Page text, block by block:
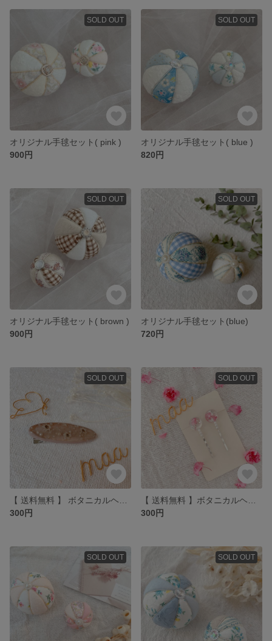
SOLD OUT
オリジナル手毬セット( pink )
900円
SOLD OUT
オリジナル手毬セット( blue )
820円
SOLD OUT
オリジナル手毬セット( brown )
900円
SOLD OUT
オリジナル手毬セット(blue)
720円
SOLD OUT
300円
SOLD OUT
300円
SOLD OUT SOLD OUT